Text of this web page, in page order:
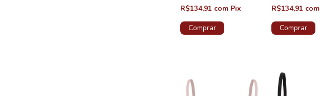
R$134,91 com Pix
Comprar
R$134,91 com
Comprar